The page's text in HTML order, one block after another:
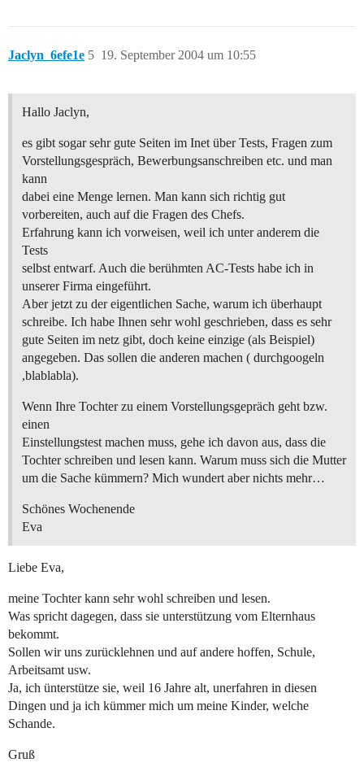
Jaclyn_6efe1e 19. September 2004 um 10:55
5
Hallo Jaclyn,
es gibt sogar sehr gute Seiten im Inet über Tests, Fragen zum
Vorstellungsgespräch, Bewerbungsanschreiben etc. und man
kann
dabei eine Menge lernen. Man kann sich richtig gut
vorbereiten, auch auf die Fragen des Chefs.
Erfahrung kann ich vorweisen, weil ich unter anderem die
Tests
selbst entwarf. Auch die berühmten AC-Tests habe ich in
unserer Firma eingeführt.
Aber jetzt zu der eigentlichen Sache, warum ich überhaupt
schreibe. Ich habe Ihnen sehr wohl geschrieben, dass es sehr
gute Seiten im netz gibt, doch keine einzige (als Beispiel)
angegeben. Das sollen die anderen machen ( durchgoogeln
,blablabla).
Wenn Ihre Tochter zu einem Vorstellungsgepräch geht bzw.
einen
Einstellungstest machen muss, gehe ich davon aus, dass die
Tochter schreiben und lesen kann. Warum muss sich die Mutter
um die Sache kümmern? Mich wundert aber nichts mehr…
Schönes Wochenende
Eva
Liebe Eva,
meine Tochter kann sehr wohl schreiben und lesen.
Was spricht dagegen, dass sie unterstützung vom Elternhaus
bekommt.
Sollen wir uns zurücklehnen und auf andere hoffen, Schule,
Arbeitsamt usw.
Ja, ich ünterstütze sie, weil 16 Jahre alt, unerfahren in diesen
Dingen und ja ich kümmer mich um meine Kinder, welche
Schande.
Gruß